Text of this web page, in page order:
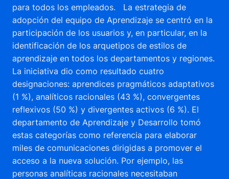
para todos los empleados. La estrategia de
adopción del equipo de Aprendizaje se centró en la
participación de los usuarios y, en particular, en la
identificación de los arquetipos de estilos de
aprendizaje en todos los departamentos y regiones.
La iniciativa dio como resultado cuatro
designaciones: aprendices pragmáticos adaptativos
(1 %), analíticos racionales (43 %), convergentes
reflexivos (50 %) y divergentes activos (6 %). El
departamento de Aprendizaje y Desarrollo tomó
estas categorías como referencia para elaborar
miles de comunicaciones dirigidas a promover el
acceso a la nueva solución. Por ejemplo, las
personas analíticas racionales necesitaban